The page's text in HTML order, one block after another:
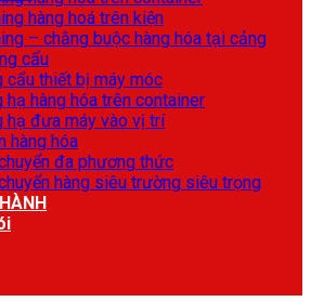
hàng hoá trên kiện
– chằng buộc hàng hóa tại cảng
cẩu
cẩu thiết bị máy móc
hạ hàng hóa trên container
hạ đưa máy vào vị trí
hàng hóa
đa phương thức
hàng siêu trường siêu trọng